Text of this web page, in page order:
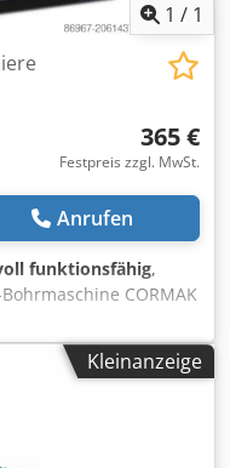
1 / 1
365 €
Festpreis zzgl. MwSt.
Anrufen
funktionsfähig,
CORMAK
Möbelbeschlägen
CORMAK
und
eignet sich ideal
Kleinanzeige